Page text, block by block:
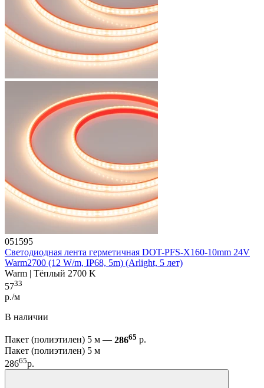
051595
Светодиодная лента герметичная DOT-PFS-X160-10mm 24V
Warm2700 (12 W/m, IP68, 5m) (Arlight, 5 лет)
Warm | Тёплый 2700 K
5733
р./м
В наличии
Пакет (полиэтилен) 5 м — 28665 р.
Пакет (полиэтилен) 5 м
28665р.